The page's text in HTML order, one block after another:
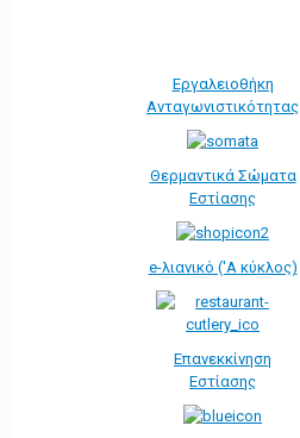
Εργαλειοθήκη
Ανταγωνιστικότητας
Θερμαντικά Σώματα
Εστίασης
e-λιανικό ('Α κύκλος)
Επανεκκίνηση
Εστίασης